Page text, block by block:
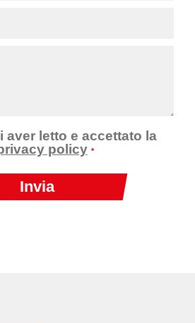
aver letto e accettato la
policy *